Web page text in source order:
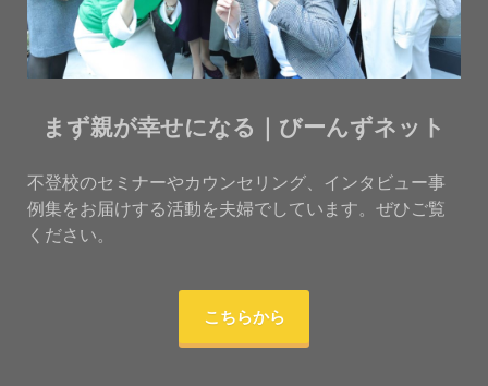
まず親が幸せになる｜びーんずネット
不登校のセミナーやカウンセリング、インタビュー事
例集をお届けする活動を夫婦でしています。ぜひご覧
ください。
こちらから